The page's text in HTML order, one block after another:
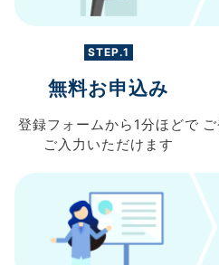
STEP.1
無料お申込み
登録フォームから 1分ほどで
ご入力 いただけます